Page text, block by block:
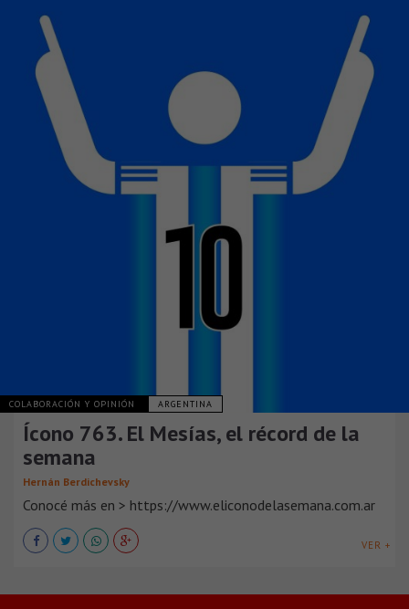
COLABORACIÓN Y OPINIÓN ARGENTINA
Ícono 763. El Mesías, el récord de la
semana
Hernán Berdichevsky
Conocé más en > https://www.eliconodelasemana.com.ar
VER +